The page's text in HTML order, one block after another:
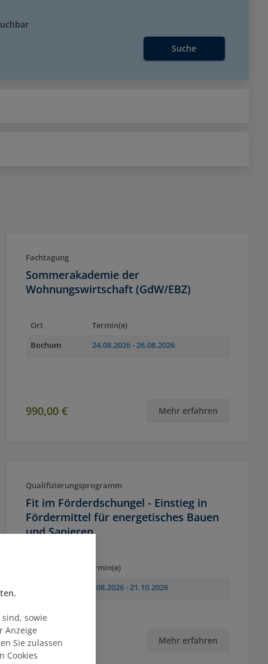
Suche
Fachtagung
Sommerakademie der
Wohnungswirtschaft (GdW/EBZ)
Ort
Termin(e)
Bochum
24.08.2026- 26.08.2026
990,00 € Mehr erfahren
Qualifizierungsprogramm
Fit im Förderdschungel - Einstieg in
Fördermittel für energetisches Bauen
und Sanieren
Termin(e)
31.08.2026- 21.10.2026
850,00 € Mehr erfahren
sowie
Anzeige
Sie zulassen
Cookies